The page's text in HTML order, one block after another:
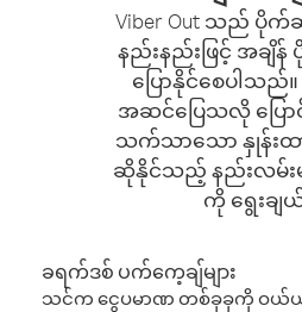
Viber Out သည် ပို
နည်းနည်းဖြင့် အချိန်
ပြောနိုင်စေပါသ
အဆင်ပြေသလို ပြော
သက်သာသော နှုန်းထား
ဆိုနိုင်သည့် နည်းလမ်း
ကို ရွေးချ
ခရက်ဒစ် ပက်ကေ့ချ်များ
သင်က ငွေပမာဏ တစ်ခုခုကို ဝယ်